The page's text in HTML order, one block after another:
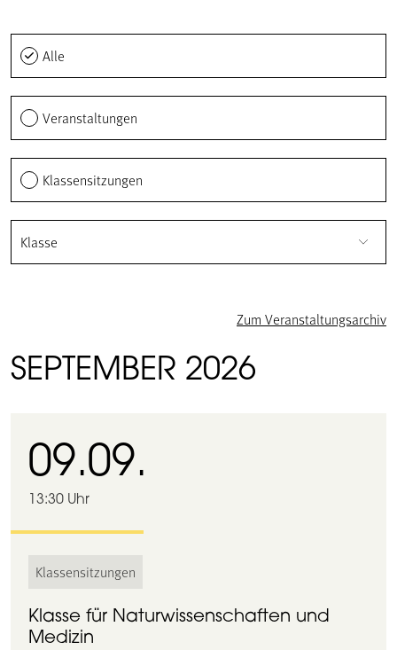
Alle
Veranstaltungen
Klassensitzungen
Klasse
Zum Veranstaltungsarchiv
SEPTEMBER 2026
09.09.
13:30 Uhr
Klassensitzungen
Klasse für Naturwissenschaften und
Medizin